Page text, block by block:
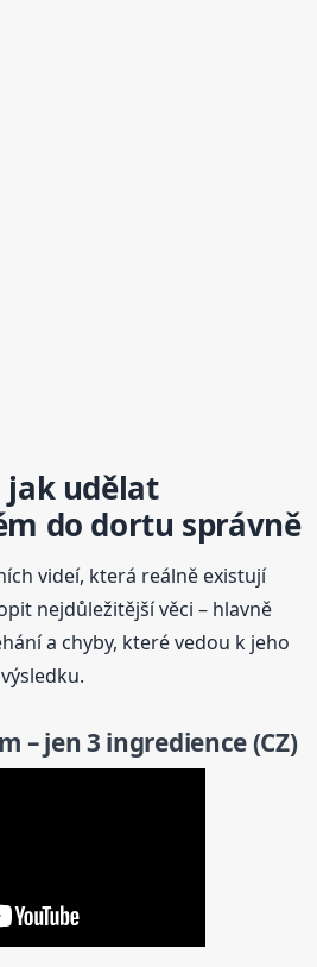
jak udělat
do dortu správně
videí, která reálně existují
nejdůležitější věci – hlavně
a chyby, které vedou k jeho
– jen 3 ingredience (CZ)